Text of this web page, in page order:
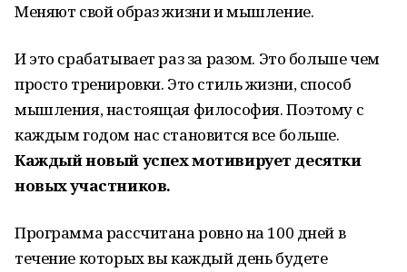
Меняют свой образ жизни и мышление.
И это срабатывает раз за разом. Это больше чем
просто тренировки. Это стиль жизни, способ
мышления, настоящая философия. Поэтому с
каждым годом нас становится все больше.
Каждый новый успех мотивирует десятки
новых участников.
Программа рассчитана ровно на 100 дней в
течение которых вы каждый день будете